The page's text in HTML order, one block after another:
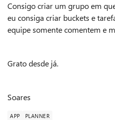
Consigo criar um grupo em
eu consiga criar buckets e
equipe somente comentem e
Grato desde já.
Soares
APP PLANNER